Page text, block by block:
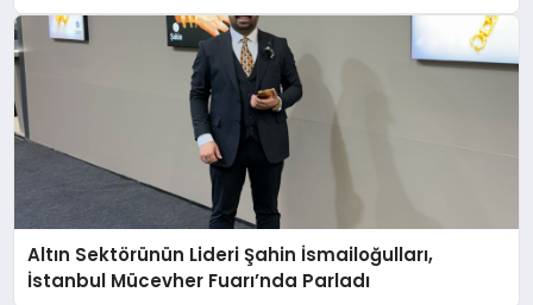
Altın Sektörünün Lideri Şahin İsmailoğulları,
İstanbul Mücevher Fuarı’nda Parladı ￼